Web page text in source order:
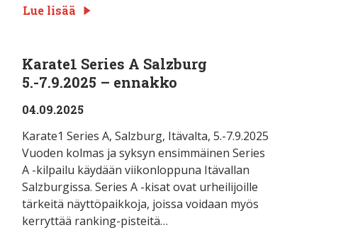
Lue lisää
Karate1 Series A Salzburg
5.-7.9.2025 – ennakko
04.09.2025
Karate1 Series A, Salzburg, Itävalta, 5.-7.9.2025
Vuoden kolmas ja syksyn ensimmäinen Series
A -kilpailu käydään viikonloppuna Itävallan
Salzburgissa. Series A -kisat ovat urheilijoille
tärkeitä näyttöpaikkoja, joissa voidaan myös
kerryttää ranking-pisteitä…